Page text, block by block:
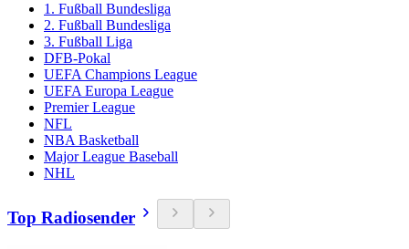
1. Fußball Bundesliga
2. Fußball Bundesliga
3. Fußball Liga
DFB-Pokal
UEFA Champions League
UEFA Europa League
Premier League
NFL
NBA Basketball
Major League Baseball
NHL
Top Radiosender